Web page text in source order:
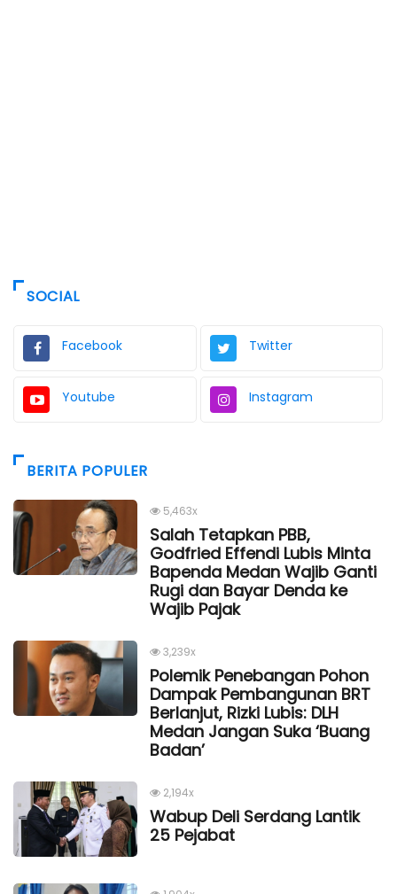
SOCIAL
Facebook Twitter
Youtube Instagram
BERITA POPULER
5,463x
Salah Tetapkan PBB,
Godfried Effendi Lubis Minta
Bapenda Medan Wajib Ganti
Rugi dan Bayar Denda ke
Wajib Pajak
3,239x
Polemik Penebangan Pohon
Dampak Pembangunan BRT
Berlanjut, Rizki Lubis: DLH
Medan Jangan Suka ‘Buang
Badan’
2,194x
Wabup Deli Serdang Lantik
25 Pejabat